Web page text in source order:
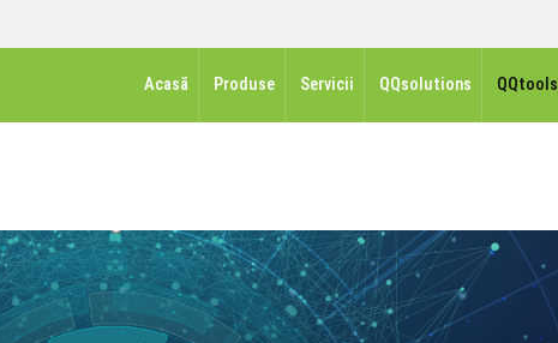
Acasă Produse Servicii QQsolutions QQtools